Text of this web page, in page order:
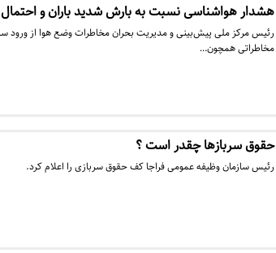
هشدار هواشناسی نسبت به بارش شدید باران و
رئیس مرکز ملی پیش‌بینی و مدیریت بحران مخاطرات وضع هوا از ورود
مخاطراتی همچون…
حقوق سربازها چقدر است ؟
رئیس سازمان وظیفه عمومی فراجا کف حقوق سربازی را اعلام کرد.